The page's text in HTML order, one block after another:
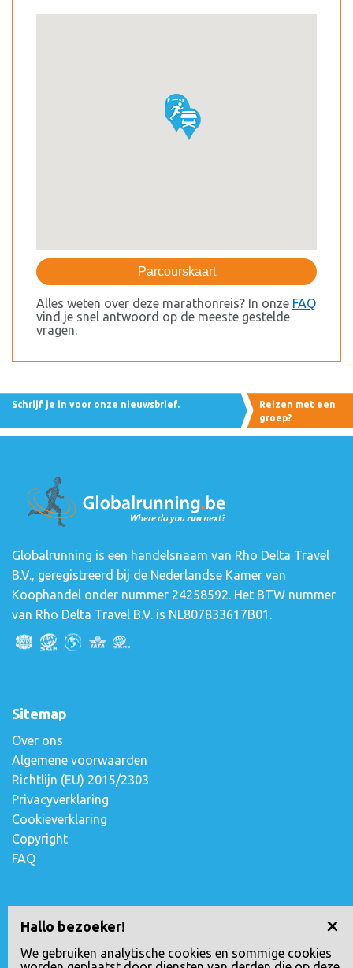
Parcourskaart
Alles weten over deze marathonreis? In onze FAQ
vind je snel antwoord op de meeste gestelde
vragen.
Hallo bezoeker!
We gebruiken analytische cookies en sommige cookies
Schrijf je in voor onze nieuwsbrief.
Reizen met een
groep?
Globalrunning is een handelsnaam van Rho Delta Travel
B.V., geregistreerd bij de Nederlandse Kamer van
Koophandel onder nummer 24258592. Het BTW nummer
van Rho Delta Travel B.V. is NL807833617B01.
Sitemap
Over ons
Algemene voorwaarden
Richtlijn (EU) 2015/2303
Privacyverklaring
Cookieverklaring
Copyright
FAQ
Contact opnemen
Escudostraat 2